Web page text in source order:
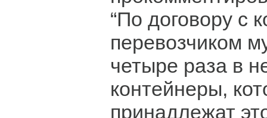
“По договору с
перевозчиком
четыре раза в
контейнеры,
принадлежат